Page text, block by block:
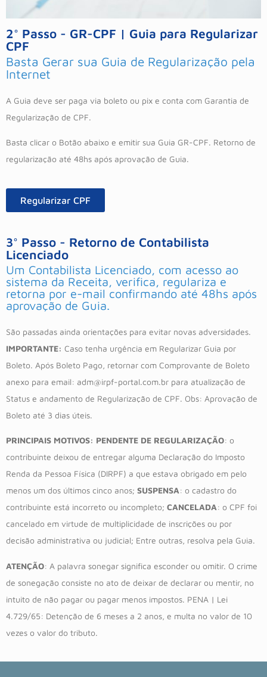
2° Passo - GR-CPF | Guia para Regularizar
CPF
Basta Gerar sua Guia de Regularização pela
Internet
A Guia deve ser paga via boleto ou pix e conta com Garantia de
Regularização de CPF.
Basta clicar o Botão abaixo e emitir sua Guia GR-CPF. Retorno de
regularização até 48hs após aprovação de Guia.
Regularizar CPF
PRINCIPAIS MOTIVOS: PENDENTE DE REGULARIZAÇÃO: o
contribuinte deixou de entregar alguma Declaração do Imposto
Renda da Pessoa Física (DIRPF) a que estava obrigado em pelo
menos um dos últimos cinco anos; SUSPENSA: o cadastro do
contribuinte está incorreto ou incompleto; CANCELADA: o CPF foi
cancelado em virtude de multiplicidade de inscrições ou por
decisão administrativa ou judicial; Entre outras, resolva pela Guia.
ATENÇÃO: A palavra sonegar significa esconder ou omitir. O crime
de sonegação consiste no ato de deixar de declarar ou mentir, no
intuito de não pagar ou pagar menos impostos. PENA | Lei
4.729/65: Detenção de 6 meses a 2 anos, e multa no valor de 10
vezes o valor do tributo.
3° Passo - Retorno de Contabilista
Licenciado
Um Contabilista Licenciado, com acesso ao
sistema da Receita, verifica, regulariza e
retorna por e-mail confirmando até 48hs após
aprovação de Guia.
São passadas ainda orientações para evitar novas adversidades.
IMPORTANTE: Caso tenha urgência em Regularizar Guia por
Boleto. Após Boleto Pago, retornar com Comprovante de Boleto
anexo para email: adm@irpf-portal.com.br para atualização de
Status e andamento de Regularização de CPF. Obs: Aprovação de
Boleto até 3 dias úteis.